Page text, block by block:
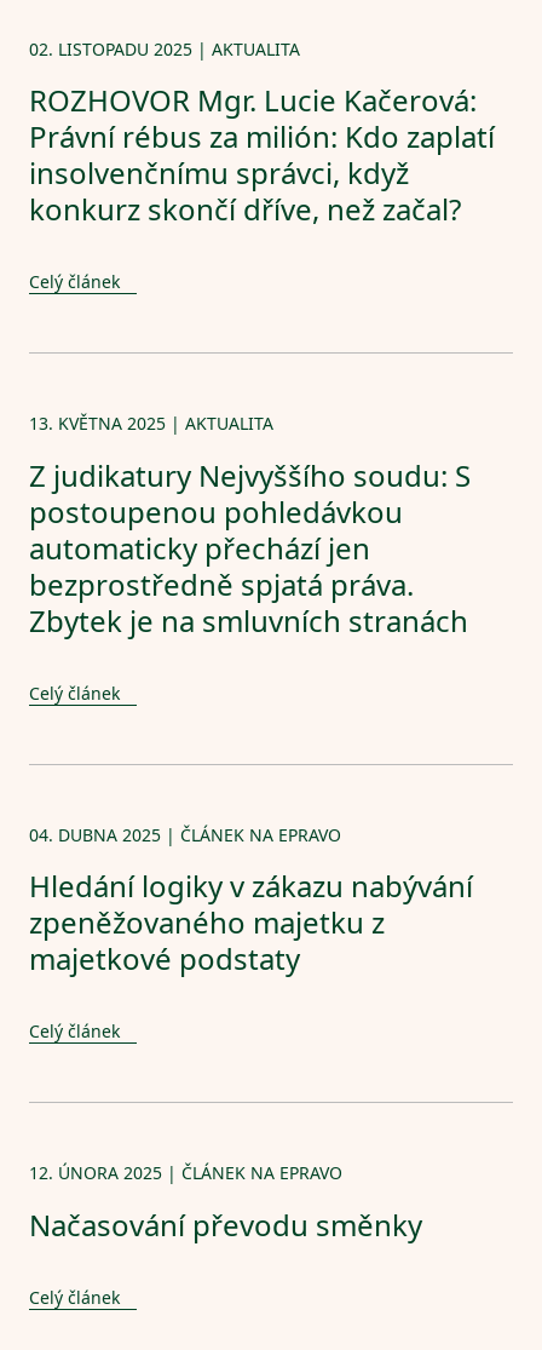
Náš tým
Články & Aktuality
02. LISTOPADU 2025 | AKTUALITA
ROZHOVOR Mgr. Lucie Kačerová:
Právní rébus za milión: Kdo zaplatí
insolvenčnímu správci, když
konkurz skončí dříve, než začal?
Celý článek
13. KVĚTNA 2025 | AKTUALITA
Z judikatury Nejvyššího soudu: S
postoupenou pohledávkou
automaticky přechází jen
bezprostředně spjatá práva.
Zbytek je na smluvních stranách
Celý článek
04. DUBNA 2025 | ČLÁNEK NA EPRAVO
Hledání logiky v zákazu nabývání
zpeněžovaného majetku z
majetkové podstaty
Celý článek
12. ÚNORA 2025 | ČLÁNEK NA EPRAVO
Načasování převodu směnky
Celý článek